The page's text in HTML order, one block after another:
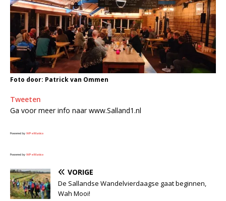
Foto door: Patrick van Ommen
Tweeten
Ga voor meer info naar www.Salland1.nl
Powered by WPeMatico
Powered by WPeMatico
VORIGE
De Sallandse Wandelvierdaagse gaat beginnen,
Wah Mooi!